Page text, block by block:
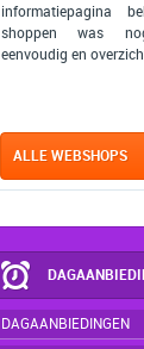
informatiepagina
shoppen was
eenvoudig en
ALLE WEBSHOPS
DAGAANBIEDINGEN